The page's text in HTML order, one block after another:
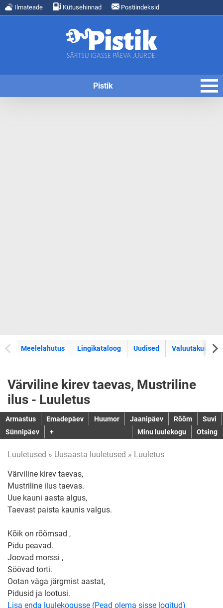
Ilmateade Kütusehinnad Postiindeksid
Pistik
Meelelahutus Lingikataloog Uudised Valuutakursid
Värviline kirev taevas, Mustriline
ilus - Luuletus
Armastus Emadepäev Huumor Jaanipäev Rõõm
Suvi
Sünnipäev
+ Minu luulekogu Otsing
Luuletused » Uusaasta luuletused » Luuletus
Värviline kirev taevas,
Mustriline ilus taevas.
Uue kauni aasta algus,
Taevast paista kaunis valgus.
Kõik on rõõmsad ,
Pidu peavad.
Joovad morssi ,
Söövad torti.
Ootan väga järgmist aastat,
Pidusid ja lootusi.
Lisa enda luulekogusse (Pead olema sisse logitud)